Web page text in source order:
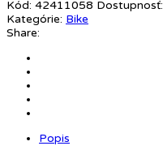
Kód: 42411058 Dostupnosť:
Kategórie: Bike
Share:
Popis